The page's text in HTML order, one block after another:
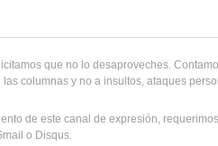
que no lo desaproveches.
columnas y no a insultos, ataques
de este canal de expresión,
o Disqus.